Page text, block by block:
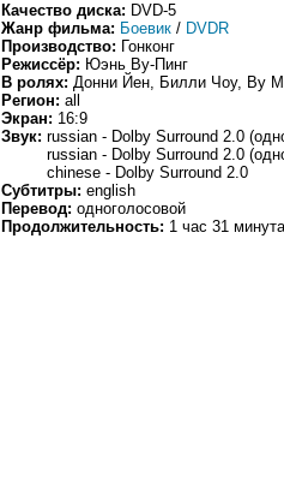
Качество диска: DVD-5
Жанр фильма: Боевик / DVDR
Производство: Гонконг
Режиссёр: Юэнь Ву-Пинг
В ролях: Донни Йен, Билли Чоу, Ву
Регион: all
Экран: 16:9
Звук: russian - Dolby Surround 2.0
russian - Dolby Surround 2.0
chinese - Dolby Surround 2.0
Субтитры: english
Перевод: одноголосовой
Продолжительность: 1 час 31 минута